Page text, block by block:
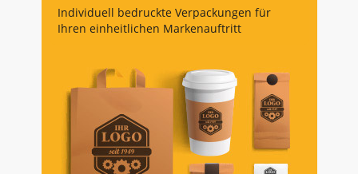
Individuell bedruckte Verpackungen für
Ihren einheitlichen Markenauftritt